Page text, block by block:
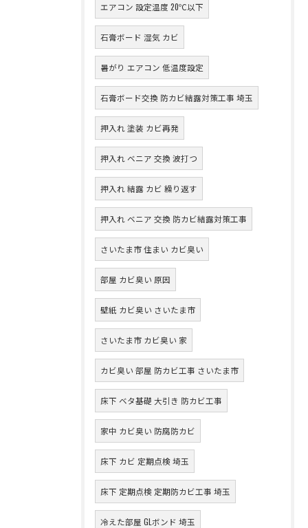
エアコン 設定温度 20℃以下
石膏ボード 湿気 カビ
暑がり エアコン 低温度設定
石膏ボード交換 防カビ結露対策工事 埼玉
押入れ 塗装 カビ再発
押入れ ベニア 交換 波打つ
押入れ 結露 カビ 繰り返す
押入れ ベニア 交換 防カビ結露対策工事
さいたま市 住まい カビ臭い
部屋 カビ臭い 原因
壁紙 カビ臭い さいたま市
さいたま市 カビ臭い 家
カビ臭い 部屋 防カビ工事 さいたま市
床下 ベタ基礎 大引き 防カビ工事
家中 カビ臭い 防腐防カビ
床下 カビ 定期点検 埼玉
床下 定期点検 定期防カビ工事 埼玉
冷えた部屋 GLボンド 埼玉